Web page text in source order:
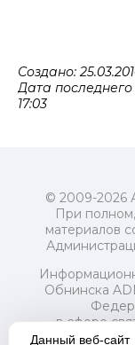
Создано:
Дата
17:03
© 2009-2026
При
материалов
Обнинска
в сфере
и массовых
Данный веб-сайт